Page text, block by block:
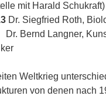
mit Harald Schukraft)
Dr. Siegfried Roth,
Dr. Bernd Langner,
Weltkrieg
von denen nach